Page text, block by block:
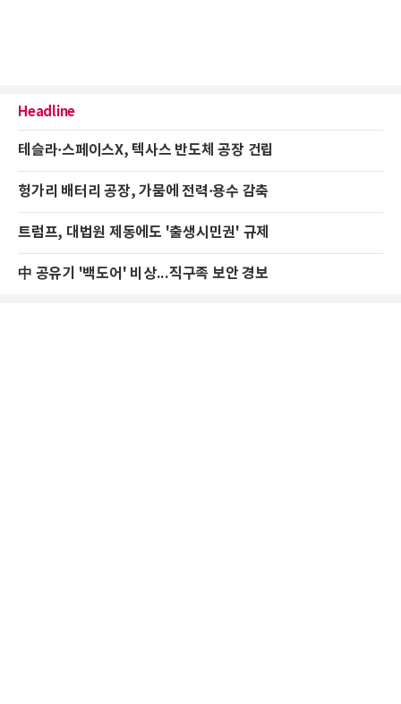
Headline
테슬라·스페이스X, 텍사스 반도체 공장 건립
헝가리 배터리 공장, 가뭄에 전력·용수 감축
트럼프, 대법원 제동에도 '출생시민권' 규제
中 공유기 '백도어' 비상...직구족 보안 경보